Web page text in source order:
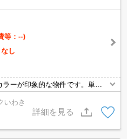
等：--)
なし
ーが印象的な物件です。単身
いわき
詳細を見る